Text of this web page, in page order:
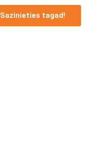
Sazinieties tagad!